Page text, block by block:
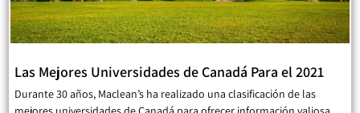
Las Mejores Universidades de Canadá Para el 2021
Durante 30 años, Maclean’s ha realizado una clasificación de las